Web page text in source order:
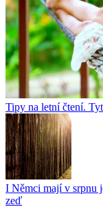
Tipy na letní čtení.
I Němci mají v srpnu
zeď